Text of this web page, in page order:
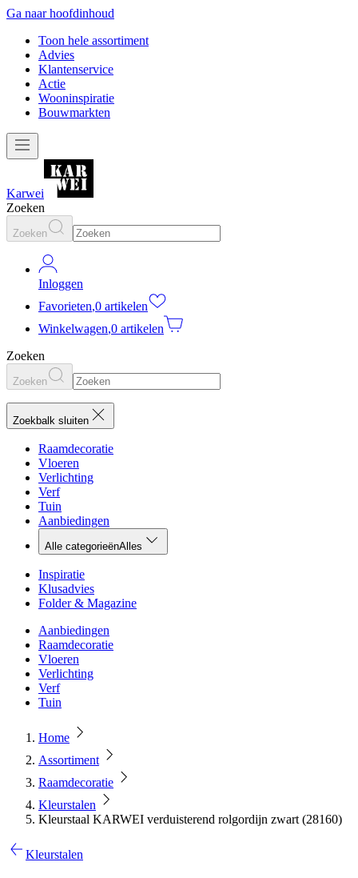
Ga naar hoofdinhoud
Toon hele assortiment
Advies
Klantenservice
Actie
Wooninspiratie
Bouwmarkten
Karwei
Zoeken
Zoeken
Inloggen
Favorieten,0 artikelen
Winkelwagen,0 artikelen
Zoeken
Zoeken
Zoekbalk sluiten
Raamdecoratie
Vloeren
Verlichting
Verf
Tuin
Aanbiedingen
Alle categorieënAlles
Inspiratie
Klusadvies
Folder & Magazine
Aanbiedingen
Raamdecoratie
Vloeren
Verlichting
Verf
Tuin
Home
Assortiment
Raamdecoratie
Kleurstalen
Kleurstaal KARWEI verduisterend rolgordijn zwart (28160)
Kleurstalen